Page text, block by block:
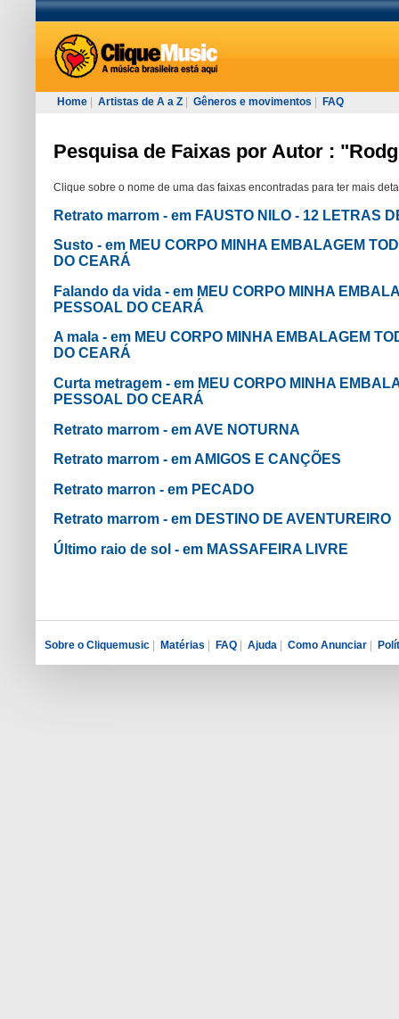
Home Artistas de A a Z Gêneros e movimentos FAQ
Pesquisa de Faixas por Autor :
Clique sobre o nome de uma das faixas encontradas para ter mais
Retrato marrom - em FAUSTO NILO - 12 LETRAS
Susto - em MEU CORPO MINHA EMBALAGEM
DO CEARÁ
Falando da vida - em MEU CORPO MINHA
PESSOAL DO CEARÁ
A mala - em MEU CORPO MINHA EMBALAGEM
DO CEARÁ
Curta metragem - em MEU CORPO MINHA
PESSOAL DO CEARÁ
Retrato marrom - em AVE NOTURNA
Retrato marrom - em AMIGOS E CANÇÕES
Retrato marron - em PECADO
Retrato marrom - em DESTINO DE AVENTUREIRO
Último raio de sol - em MASSAFEIRA LIVRE
Sobre o Cliquemusic Matérias FAQ Ajuda Como Anunciar